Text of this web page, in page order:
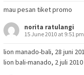
mau pesan tiket promo
norita ratulangi
15 June 2010 at 9:51 pm
lion manado-bali, 28 juni
lion bali-manado, 2 juli 2010